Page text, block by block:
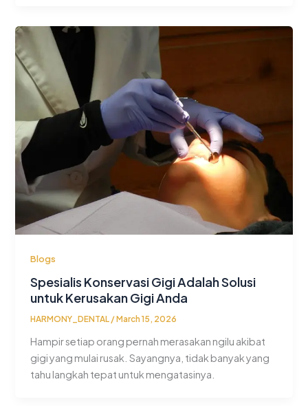
Blogs
Spesialis Konservasi Gigi Adalah Solusi
untuk Kerusakan Gigi Anda
HARMONY_DENTAL /March 15, 2026
Hampir setiap orang pernah merasakan ngilu akibat
gigi yang mulai rusak. Sayangnya, tidak banyak yang
tahu langkah tepat untuk mengatasinya.